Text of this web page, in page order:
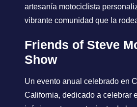
artesanía motociclista
vibrante comunidad que la
Friends of Steve
Show
Un evento anual celebrado en
California, dedicado a celebrar